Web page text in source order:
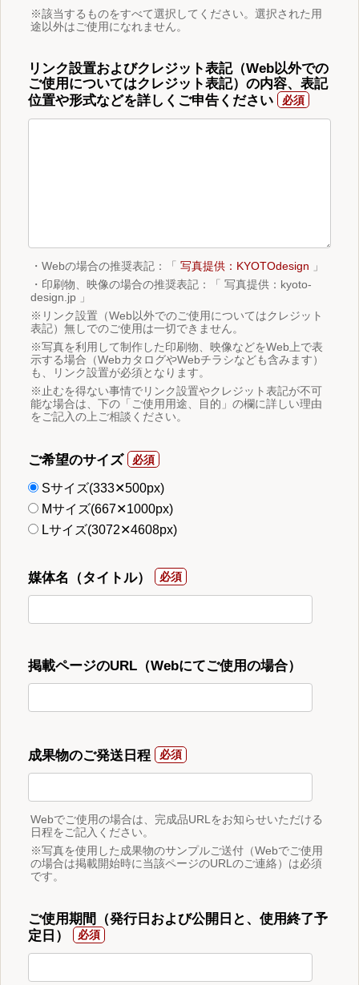
※該当するものをすべて選択してください。選択された用
途以外はご使用になれません。
リンク設置およびクレジット表記（Web以外での
ご使用についてはクレジット表記）の内容、表記
位置や形式などを詳しくご申告ください
・Webの場合の推奨表記：「 写真提供：KYOTOdesign 」
・印刷物、映像の場合の推奨表記：「 写真提供：kyoto-
design.jp 」
※リンク設置（Web以外でのご使用についてはクレジット
表記）無しでのご使用は一切できません。
※写真を利用して制作した印刷物、映像などをWeb上で表
示する場合（WebカタログやWebチラシなども含みます）
も、リンク設置が必須となります。
※止むを得ない事情でリンク設置やクレジット表記が不可
能な場合は、下の「ご使用用途、目的」の欄に詳しい理由
をご記入の上ご相談ください。
ご希望のサイズ
Sサイズ(333✕500px)
Mサイズ(667✕1000px)
Lサイズ(3072✕4608px)
媒体名（タイトル）
掲載ページのURL（Webにてご使用の場合）
成果物のご発送日程
Webでご使用の場合は、完成品URLをお知らせいただける
日程をご記入ください。
※写真を使用した成果物のサンプルご送付（Webでご使用
の場合は掲載開始時に当該ページのURLのご連絡）は必須
です。
ご使用期間（発行日および公開日と、使用終了予
定日）